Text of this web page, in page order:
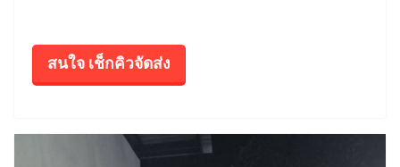
สนใจ เช็กคิวจัดส่ง